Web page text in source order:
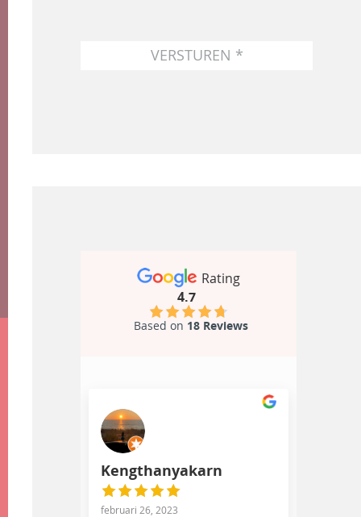
VERSTUREN *
Rating
4.7
Based on 18 Reviews
Kengthanyakarn
februari 26, 2023